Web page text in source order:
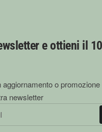
e ottieni il
o promozione
newsletter